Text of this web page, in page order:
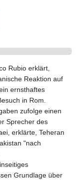
Rubio erklärt,
Reaktion auf
ernsthaftes
in Rom.
zufolge einen
Sprecher des
erklärte, Teheran
"nach
Grundlage über